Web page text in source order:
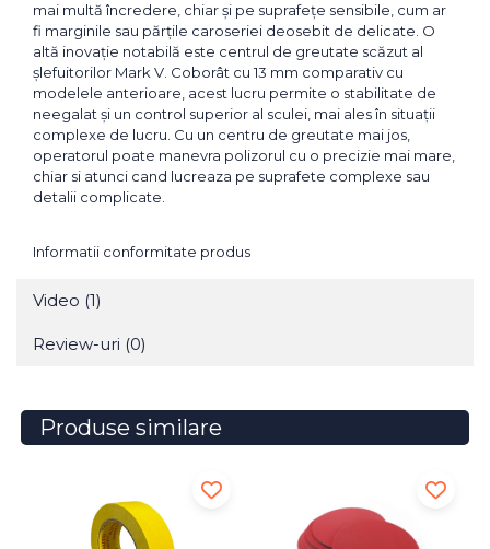
mai multă încredere, chiar și pe suprafețe sensibile, cum ar
fi marginile sau părțile caroseriei deosebit de delicate. O
altă inovație notabilă este centrul de greutate scăzut al
șlefuitorilor Mark V. Coborât cu 13 mm comparativ cu
modelele anterioare, acest lucru permite o stabilitate de
neegalat și un control superior al sculei, mai ales în situații
complexe de lucru. Cu un centru de greutate mai jos,
operatorul poate manevra polizorul cu o precizie mai mare,
chiar si atunci cand lucreaza pe suprafete complexe sau
detalii complicate.
Informatii conformitate produs
Video (1)
Review-uri (0)
Produse similare